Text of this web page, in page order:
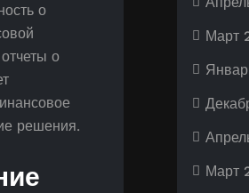
о
о
решения.
Март
Март